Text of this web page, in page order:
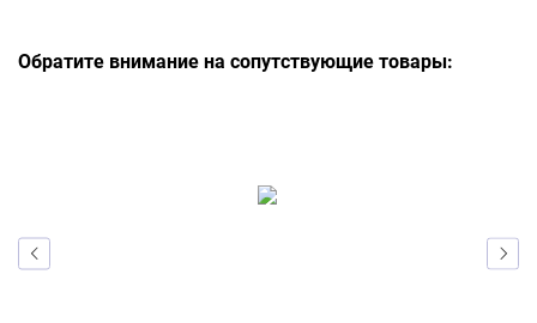
Обратите внимание на сопутствующие товары: